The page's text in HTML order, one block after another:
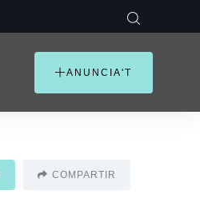
ANUNCIA'T
COMPARTIR